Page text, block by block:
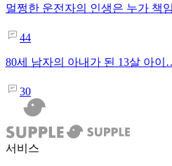
멀쩡한 운전자의 인생은 누가 책
44
80세 남자의 아내가 된 13살 아
30
서비스